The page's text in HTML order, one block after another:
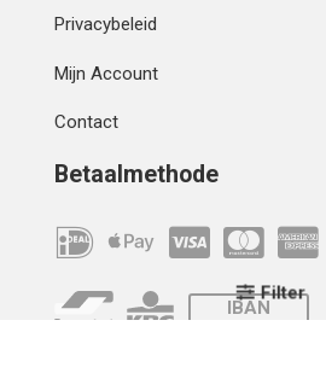
Filter
Privacybeleid
Mijn Account
Contact
Betaalmethode
IBAN